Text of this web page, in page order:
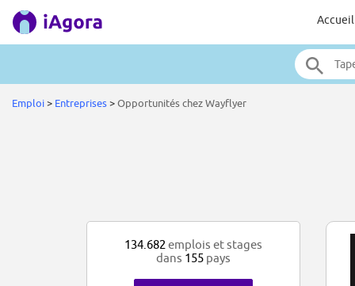
Accueil
Emploi> Entreprises>Opportunités chez Wayflyer
134.682 emplois et stages
dans 155 pays